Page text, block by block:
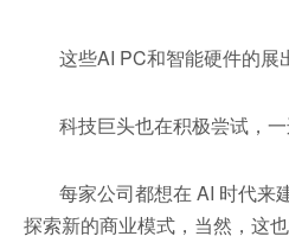
这些AI PC和智能硬件的
科技巨头也在积极尝试，
每家公司都想在 AI 时代来
探索新的商业模式，当然，这